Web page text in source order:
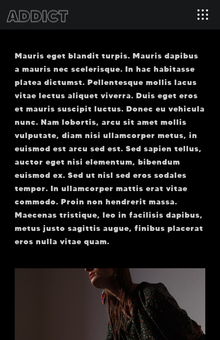
Mauris eget blandit turpis. Mauris dapibus
a mauris nec scelerisque. In hac habitasse
platea dictumst. Pellentesque mollis lacus
vitae lectus aliquet viverra. Duis eget eros
et mauris suscipit luctus. Donec eu vehicula
nunc. Nam lobortis, arcu sit amet mollis
vulputate, diam nisi ullamcorper metus, in
euismod est arcu sed est. Sed sapien tellus,
auctor eget nisi elementum, bibendum
euismod ex. Sed ut nisl sed eros sodales
tempor. In ullamcorper mattis erat vitae
commodo. Proin non hendrerit massa.
Maecenas tristique, leo in facilisis dapibus,
metus justo sagittis augue, finibus placerat
eros nulla vitae quam.